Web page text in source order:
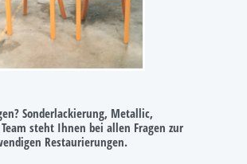
Sonderlackierung, Metallic,
steht Ihnen bei allen Fragen zur
Restaurierungen.